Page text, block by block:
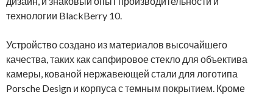
технологии BlackBerry 10.
Устройство создано из материалов высочайшего
качества, таких как сапфировое стекло для объектива
камеры, кованой нержавеющей стали для логотипа
Porsche Design и корпуса с темным покрытием. Кроме